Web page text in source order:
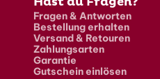
Fragen & Antworten
Bestellung erhalten
Versand & Retouren
Zahlungsarten
Garantie
Gutschein einlösen